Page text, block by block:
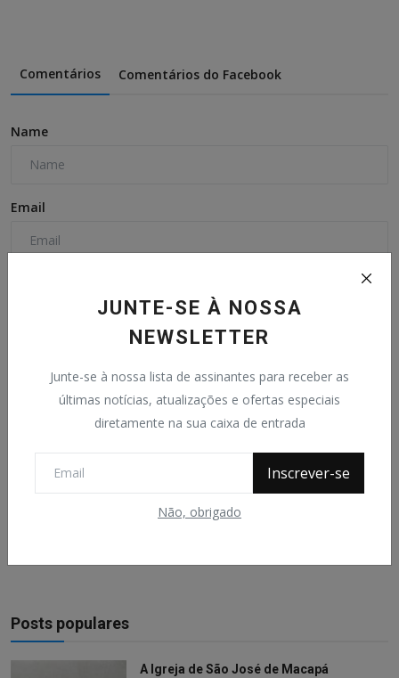
JUNTE-SE À NOSSA
NEWSLETTER
Junte-se à nossa lista de assinantes para receber as
últimas notícias, atualizações e ofertas especiais
diretamente na sua caixa de entrada
Inscrever-se
Não, obrigado
Comentários Comentários do Facebook
Name
Email
Posts populares
A Igreja de São José de Macapá